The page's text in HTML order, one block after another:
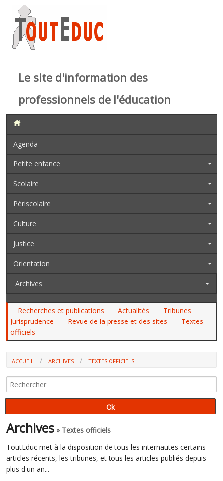
Le site d'information des
professionnels de l'éducation
Agenda
Petite enfance
Scolaire
Périscolaire
Culture
Justice
Orientation
Archives
Recherches et publications Actualités
Tribunes
Jurisprudence
Revue de la presse et des sites
Textes
officiels
ACCUEIL ARCHIVES
TEXTES OFFICIELS
AUPRÈS DU COMITÉ DES DROITS DE L'ENFANT
Archives » Textes officiels
ToutEduc met à la disposition de tous les internautes certains
articles récents, les tribunes, et tous les articles publiés depuis
plus d'un an...